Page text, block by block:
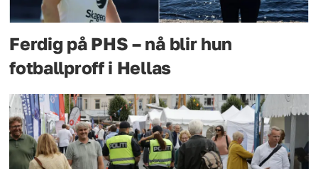
Ferdig på PHS – nå blir hun
fotballproff i Hellas